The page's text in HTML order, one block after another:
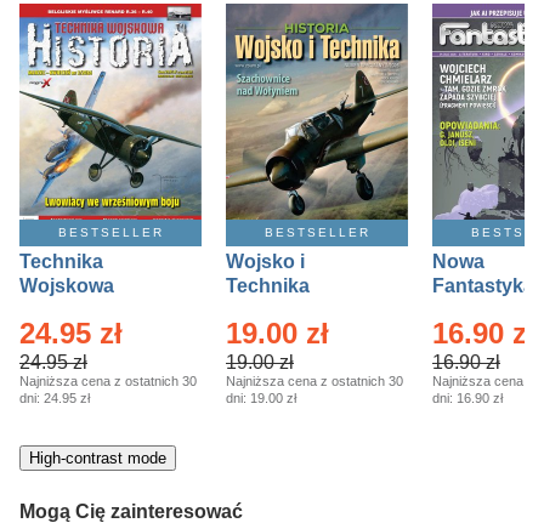
polityka, społeczno-informacyjne
psychologiczne
inne
popularno-naukowe
historia
zdrowie
religie
BESTSELLER
Technika
Wojskowa
– 2/2026
24.95 zł
24.95 zł
Najniższa cena z ostatnich 30
dni: 24.95 zł
BESTSELLER
Wojsko i
Technika
Specjalne –
Eprasa – 2/2026
19.00 zł
19.00 zł
Najniższa cena z ostatnich 30
dni: 19.00 zł
Nowa
Fantastyka
16.90 zł
16.90 zł
Najniższa cena z
dni: 16.90 zł
High-contrast mode
Mogą Cię zainteresować